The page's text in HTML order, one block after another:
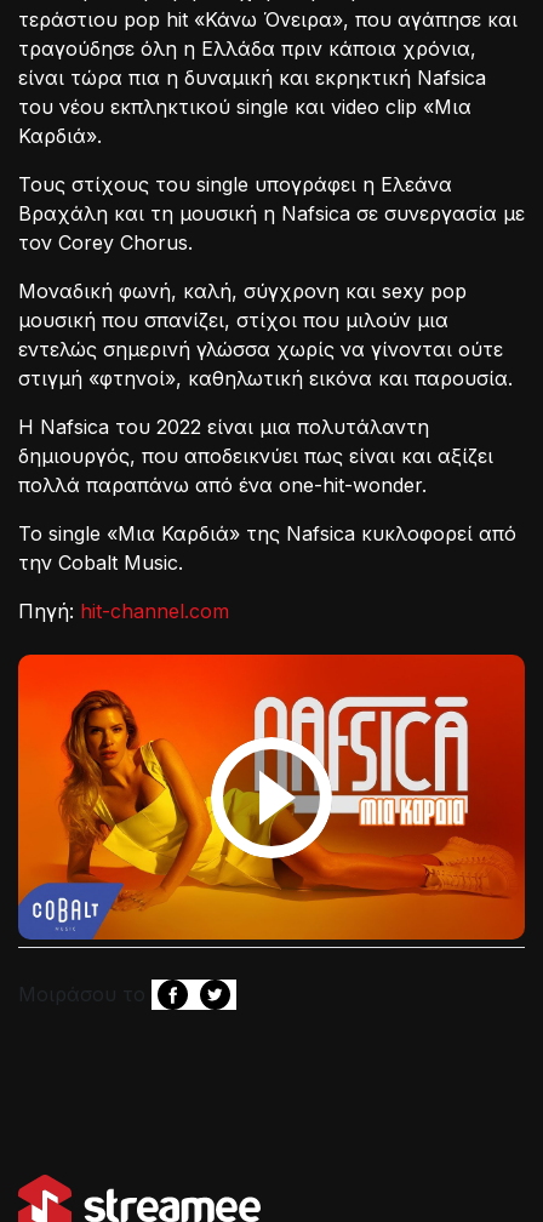
τεράστιου pop hit «Κάνω Όνειρα», που αγάπησε και
τραγούδησε όλη η Ελλάδα πριν κάποια χρόνια,
είναι τώρα πια η δυναμική και εκρηκτική Nafsica
του νέου εκπληκτικού single και video clip «Μια
Καρδιά».
Τους στίχους του single υπογράφει η Ελεάνα
Βραχάλη και τη μουσική η Nafsica σε συνεργασία με
τον Corey Chorus.
Μοναδική φωνή, καλή, σύγχρονη και sexy pop
μουσική που σπανίζει, στίχοι που μιλούν μια
εντελώς σημερινή γλώσσα χωρίς να γίνονται ούτε
στιγμή «φτηνοί», καθηλωτική εικόνα και παρουσία.
Η Nafsica του 2022 είναι μια πολυτάλαντη
δημιουργός, που αποδεικνύει πως είναι και αξίζει
πολλά παραπάνω από ένα one-hit-wonder.
Το single «Μια Καρδιά» της Nafsica κυκλοφορεί από
την Cobalt Music.
Πηγή: hit-channel.com
Μοιράσου το